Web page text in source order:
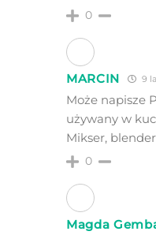
0
MARCIN 9
Może napisze
używany w
Mikser,
0
Magda